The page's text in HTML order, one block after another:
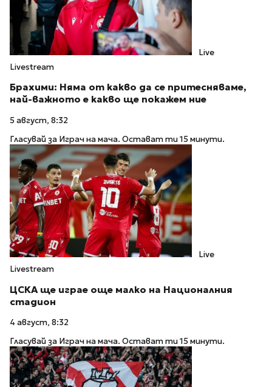
Live
Livestream
Брахими: Няма от какво да се притесняваме,
най-важното е какво ще покажем ние
5 август, 8:32
Гласувай за Играч на мача. Остават ти 15 минути.
Live
Livestream
ЦСКА ще играе още малко на Националния
стадион
4 август, 8:32
Гласувай за Играч на мача. Остават ти 15 минути.